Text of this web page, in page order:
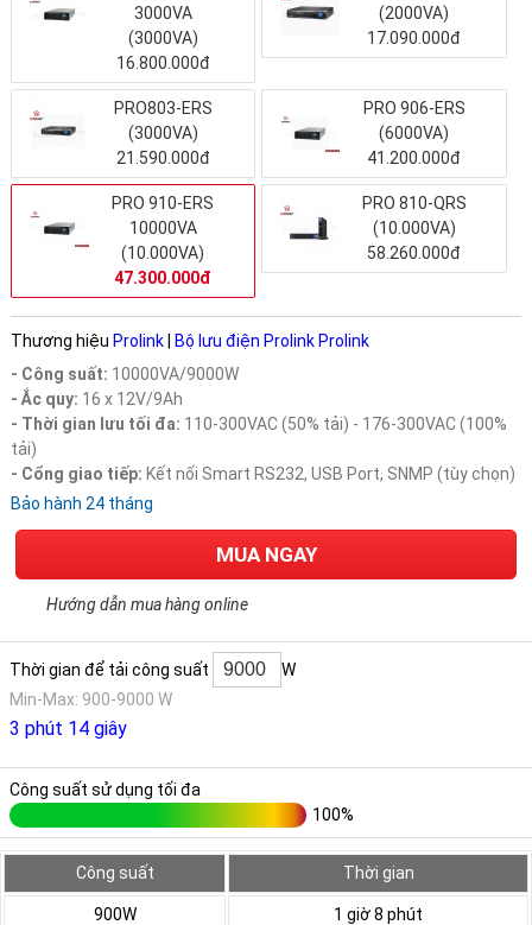
3000VA
(3000VA)
16.800.000đ
(2000VA)
17.090.000đ
PRO803-ERS
(3000VA)
21.590.000đ
PRO 906-ERS
(6000VA)
41.200.000đ
PRO 910-ERS
10000VA
(10.000VA)
47.300.000đ
PRO 810-QRS
(10.000VA)
58.260.000đ
Thương hiệu Prolink|
Bộ lưu điện Prolink Prolink
- Công suất: 10000VA/9000W
- Ắc quy: 16 x 12V/9Ah
- Thời gian lưu tối đa: 110-300VAC (50% tải) - 176-300VAC (100%
tải)
- Cổng giao tiếp: Kết nối Smart RS232, USB Port, SNMP (tùy chọn)
Bảo hành 24 tháng
MUA NGAY
Hướng dẫn mua hàng online
Thời gian để tải công suất
W
Min-Max: 900-9000 W
3 phút 14 giây
Công suất sử dụng tối đa
100%
Công suất Thời gian
900W 1 giờ 8 phút